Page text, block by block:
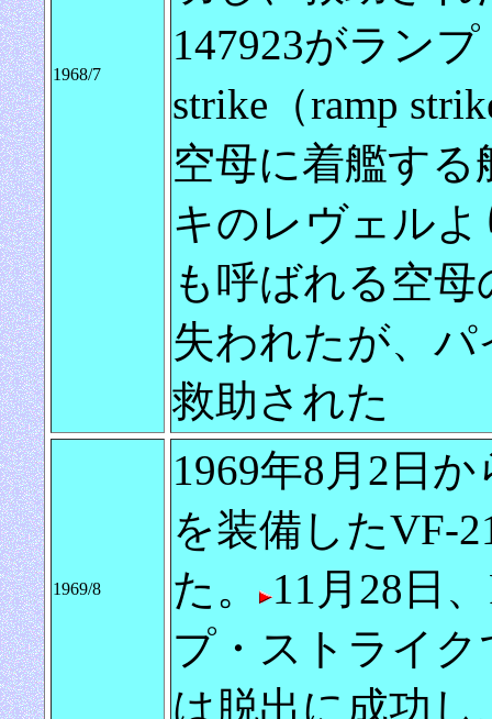
1968/7
147923がラン
strike（ramp
空母に着艦す
キのレヴェル
も呼ばれる空
失われたが、
救助された
1969/8
1969年8月2日
を装備したVF-
た。
11月28日
プ・ストライ
は脱出に成功し